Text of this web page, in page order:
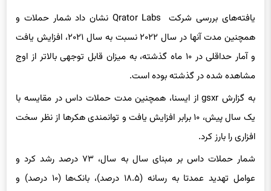
یافته‌های بررسی شرکت Qrator Labs‌ نشان داد شمار حملات و
همچنین مدت آنها در سال ۲۰۲۲ نسبت به سال ۲۰۲۱، افزایش یافت
و آمار حداقلی در ۱۰ ماه گذشته، به میزان قابل توجهی بالاتر از اوج
مشاهده شده در گذشته بوده است.
به گزارش gsxr از ایسنا، همچنین مدت حملات داس در مقایسه با
یک سال پیش، ۱۰ برابر افزایش یافت و توانمندی هکرها از نظر سخت
افزاری را بارز کرد.
شمار حملات داس بر مبنای سال به سال، ۷۳ درصد رشد کرد و
عوامل تهدید عمدتا به رسانه (۱۸.۵ درصد)، بانک‌ها (۱۰ درصد) و